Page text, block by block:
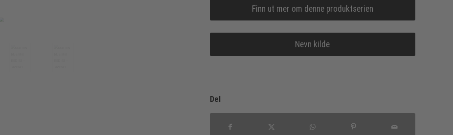
Finn ut mer om denne produktserien
Nevn kilde
Del